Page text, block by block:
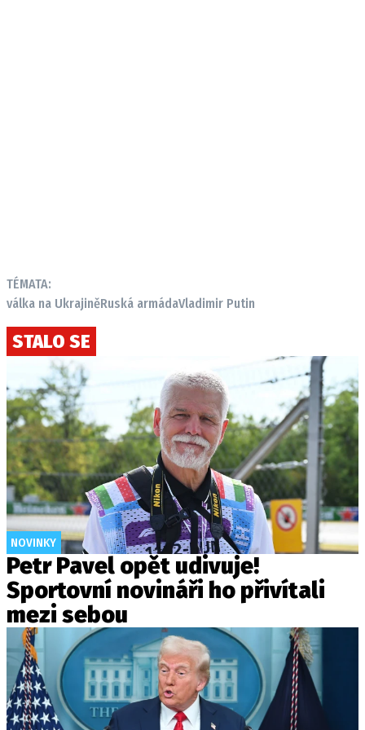
TÉMATA:
válka na UkrajiněRuská armádaVladimir Putin
STALO SE
NOVINKY
Petr Pavel opět udivuje!
Sportovní novináři ho přivítali
mezi sebou